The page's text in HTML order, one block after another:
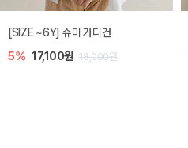
밀라 아기 점프수트
10% 30,600원 34,000원